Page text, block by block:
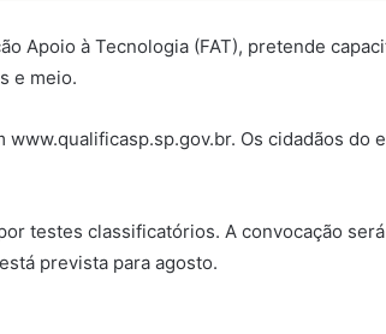
Apoio à Tecnologia (FAT), pretende
e meio.
Os cidadãos do
testes classificatórios. A convocação será
prevista para agosto.